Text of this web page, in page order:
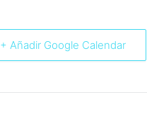
+ Añadir Google Calendar